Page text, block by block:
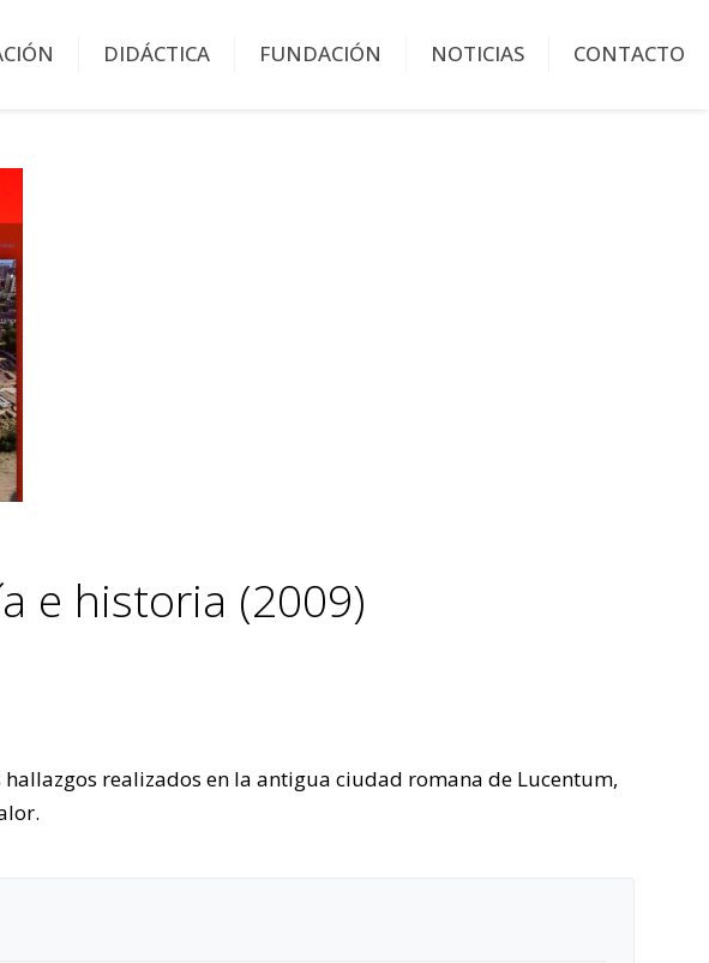
DIDÁCTICA FUNDACIÓN NOTICIAS CONTACTO
e historia (2009)
realizados en la antigua ciudad romana de Lucentum,